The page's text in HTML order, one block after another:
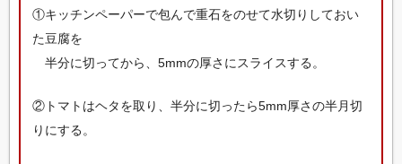
①キッチンペーパーで包んで重石をのせて水切りしておい
た豆腐を
半分に切ってから、5mmの厚さにスライスする。
②トマトはヘタを取り、半分に切ったら5mm厚さの半月切
りにする。